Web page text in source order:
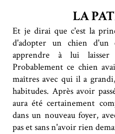
LA
Et je dirai que c'est la
d'adopter un chien d'un
apprendre à lui
Probablement ce chien
maîtres avec qui il a
habitudes. Après avoir
aura été certainement
dans un nouveau foyer,
pas et sans n'avoir rien